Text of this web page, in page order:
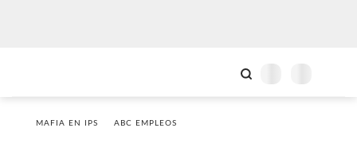
MAFIA EN IPS ABC EMPLEOS